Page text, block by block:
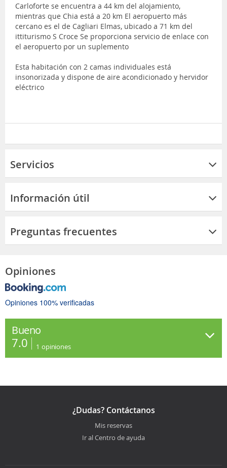
Carloforte se encuentra a 44 km del alojamiento,
mientras que Chia está a 20 km El aeropuerto más
cercano es el de Cagliari Elmas, ubicado a 71 km del
ittiturismo S Croce Se proporciona servicio de enlace con
el aeropuerto por un suplemento
Esta habitación con 2 camas individuales está
insonorizada y dispone de aire acondicionado y hervidor
eléctrico
Servicios
Información útil
Preguntas frecuentes
Opiniones
Opiniones 100% verificadas
Bueno
7.0 1 opiniones
¿Dudas? Contáctanos
Mis reservas
Ir al Centro de ayuda